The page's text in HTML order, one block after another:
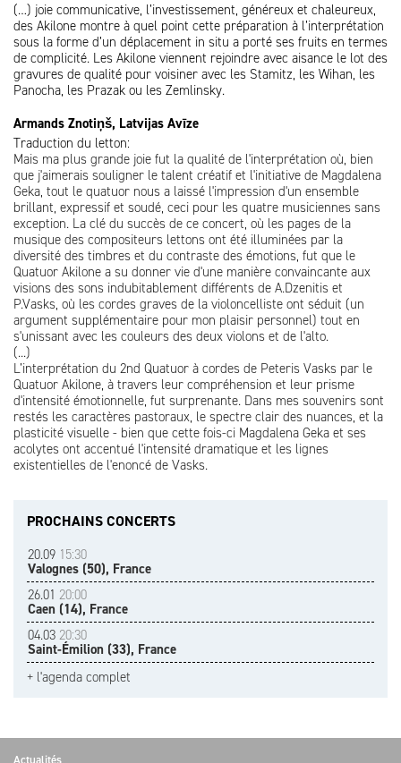
(…) joie communicative, l’investissement, généreux et chaleureux,
des Akilone montre à quel point cette préparation à l’interprétation
sous la forme d’un déplacement in situ a porté ses fruits en termes
de complicité. Les Akilone viennent rejoindre avec aisance le lot des
gravures de qualité pour voisiner avec les Stamitz, les Wihan, les
Panocha, les Prazak ou les Zemlinsky.
Armands Znotiņš, Latvijas Avīze
Traduction du letton:
Mais ma plus grande joie fut la qualité de l'interprétation où, bien
que j'aimerais souligner le talent créatif et l'initiative de Magdalena
Geka, tout le quatuor nous a laissé l'impression d'un ensemble
brillant, expressif et soudé, ceci pour les quatre musiciennes sans
exception. La clé du succès de ce concert, où les pages de la
musique des compositeurs lettons ont été illuminées par la
diversité des timbres et du contraste des émotions, fut que le
Quatuor Akilone a su donner vie d'une manière convaincante aux
visions des sons indubitablement différents de A.Dzenitis et
P.Vasks, où les cordes graves de la violoncelliste ont séduit (un
argument supplémentaire pour mon plaisir personnel) tout en
s'unissant avec les couleurs des deux violons et de l'alto.
(...)
L’interprétation du 2nd Quatuor à cordes de Peteris Vasks par le
Quatuor Akilone, à travers leur compréhension et leur prisme
d'intensité émotionnelle, fut surprenante. Dans mes souvenirs sont
restés les caractères pastoraux, le spectre clair des nuances, et la
plasticité visuelle - bien que cette fois-ci Magdalena Geka et ses
acolytes ont accentué l'intensité dramatique et les lignes
existentielles de l'enoncé de Vasks.
PROCHAINS CONCERTS
20.09 15:30
Valognes (50), France
26.01 20:00
Caen (14), France
04.03 20:30
Saint-Émilion (33), France
+ l'agenda complet
Actualités